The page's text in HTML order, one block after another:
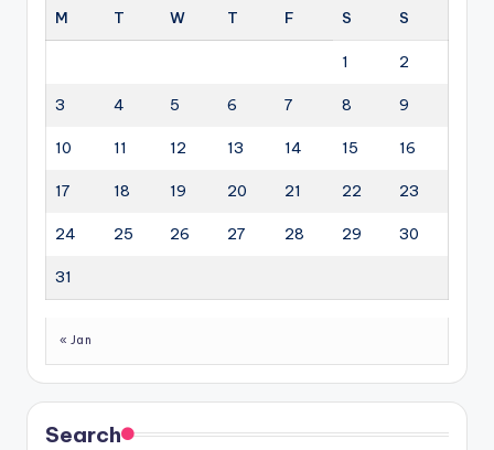
M
T W T F S S
1 2
3 4 5 6 7 8 9
10 11 12 13 14 15 16
17 18 19 20 21 22 23
24 25 26 27 28 29 30
31
« Jan
Search